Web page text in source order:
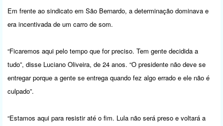
Em frente ao sindicato em São Bernardo, a determinação dominava e
era incentivada de um carro de som.
“Ficaremos aqui pelo tempo que for preciso. Tem gente decidida a
tudo”, disse Luciano Oliveira, de 24 anos. “O presidente não deve se
entregar porque a gente se entrega quando fez algo errado e ele não é
culpado”.
“Estamos aqui para resistir até o fim. Lula não será preso e voltará a